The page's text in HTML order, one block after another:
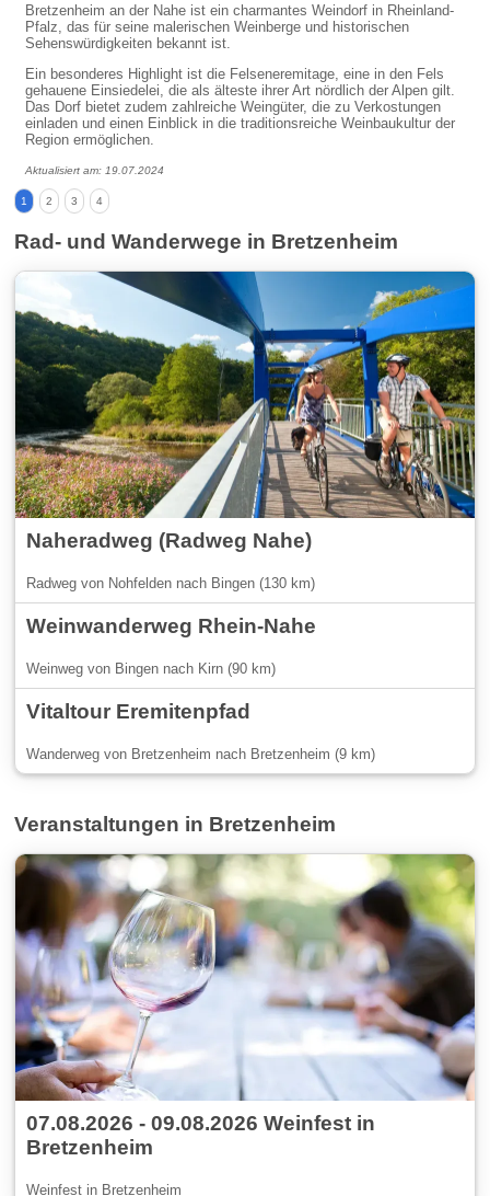
Bretzenheim an der Nahe ist ein charmantes Weindorf in Rheinland-
Pfalz, das für seine malerischen Weinberge und historischen
Sehenswürdigkeiten bekannt ist.
Ein besonderes Highlight ist die Felseneremitage, eine in den Fels
gehauene Einsiedelei, die als älteste ihrer Art nördlich der Alpen gilt.
Das Dorf bietet zudem zahlreiche Weingüter, die zu Verkostungen
einladen und einen Einblick in die traditionsreiche Weinbaukultur der
Region ermöglichen.
Aktualisiert am: 19.07.2024
1 2 3 4
Rad- und Wanderwege in Bretzenheim
Naheradweg (Radweg Nahe)
Radweg von Nohfelden nach Bingen (130 km)
Weinwanderweg Rhein-Nahe
Weinweg von Bingen nach Kirn (90 km)
Vitaltour Eremitenpfad
Wanderweg von Bretzenheim nach Bretzenheim (9 km)
Veranstaltungen in Bretzenheim
07.08.2026 - 09.08.2026 Weinfest in
Bretzenheim
Weinfest in Bretzenheim